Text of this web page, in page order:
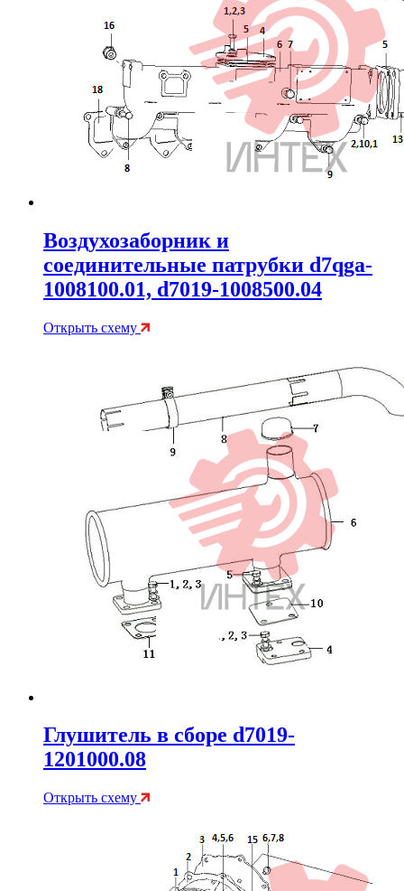
Воздухозаборник и
соединительные патрубки d7qga-
1008100.01, d7019-1008500.04
Открыть схему
Глушитель в сборе d7019-
1201000.08
Открыть схему